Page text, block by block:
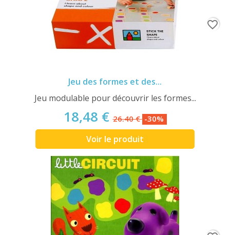
Jeu des formes et des...
Jeu modulable pour découvrir les formes...
18,48 €26.40 € -30%
Voir le produit
favorite_border